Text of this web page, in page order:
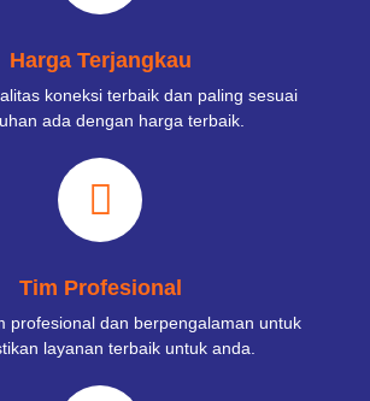
Harga Terjangkau
koneksi terbaik dan paling sesuai
ada dengan harga terbaik.
Tim Profesional
profesional dan berpengalaman untuk
layanan terbaik untuk anda.